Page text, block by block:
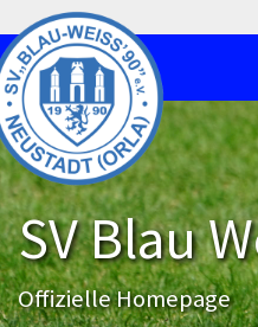
SV Blau
Offizielle Homepage